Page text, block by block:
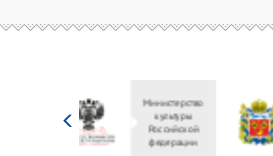
Министерство
культуры
Российской
федерации